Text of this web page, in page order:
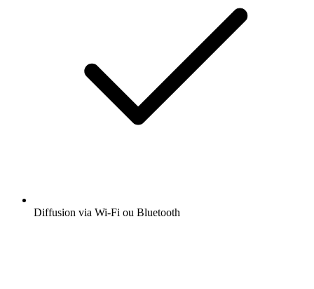
Diffusion via Wi-Fi ou Bluetooth